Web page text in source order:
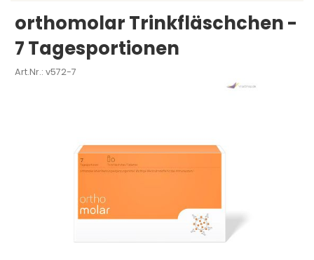
orthomolar Trinkfläschchen -
7 Tagesportionen
Art.Nr.: v572-7